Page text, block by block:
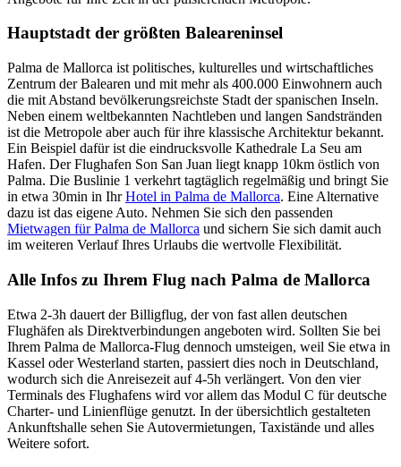
Hauptstadt der größten Baleareninsel
Palma de Mallorca ist politisches, kulturelles und wirtschaftliches
Zentrum der Balearen und mit mehr als 400.000 Einwohnern auch
die mit Abstand bevölkerungsreichste Stadt der spanischen Inseln.
Neben einem weltbekannten Nachtleben und langen Sandstränden
ist die Metropole aber auch für ihre klassische Architektur bekannt.
Ein Beispiel dafür ist die eindrucksvolle Kathedrale La Seu am
Hafen. Der Flughafen Son San Juan liegt knapp 10km östlich von
Palma. Die Buslinie 1 verkehrt tagtäglich regelmäßig und bringt Sie
in etwa 30min in IhrHotel in Palma de Mallorca. Eine Alternative
dazu ist das eigene Auto. Nehmen Sie sich den passenden
Mietwagen für Palma de Mallorca und sichern Sie sich damit auch
im weiteren Verlauf Ihres Urlaubs die wertvolle Flexibilität.
Alle Infos zu Ihrem Flug nach Palma de Mallorca
Etwa 2-3h dauert der Billigflug, der von fast allen deutschen
Flughäfen als Direktverbindungen angeboten wird. Sollten Sie bei
Ihrem Palma de Mallorca-Flug dennoch umsteigen, weil Sie etwa in
Kassel oder Westerland starten, passiert dies noch in Deutschland,
wodurch sich die Anreisezeit auf 4-5h verlängert. Von den vier
Terminals des Flughafens wird vor allem das Modul C für deutsche
Charter- und Linienflüge genutzt. In der übersichtlich gestalteten
Ankunftshalle sehen Sie Autovermietungen, Taxistände und alles
Weitere sofort.